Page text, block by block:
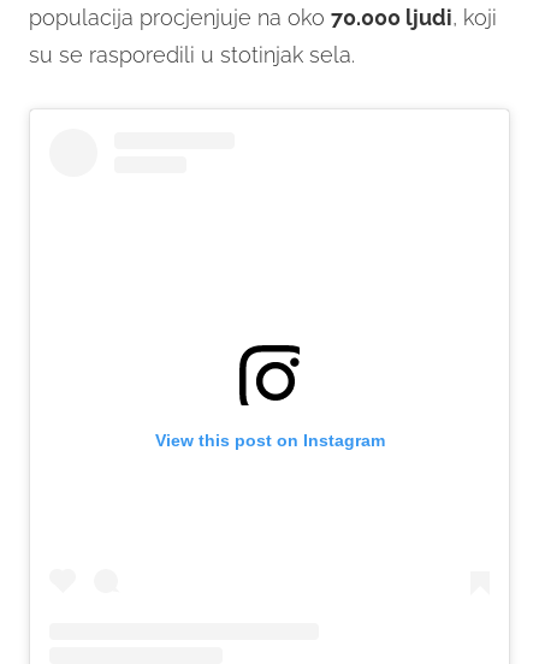
populacija procjenjuje na oko 70.000 ljudi, koji
su se rasporedili u stotinjak sela.
View this post on Instagram